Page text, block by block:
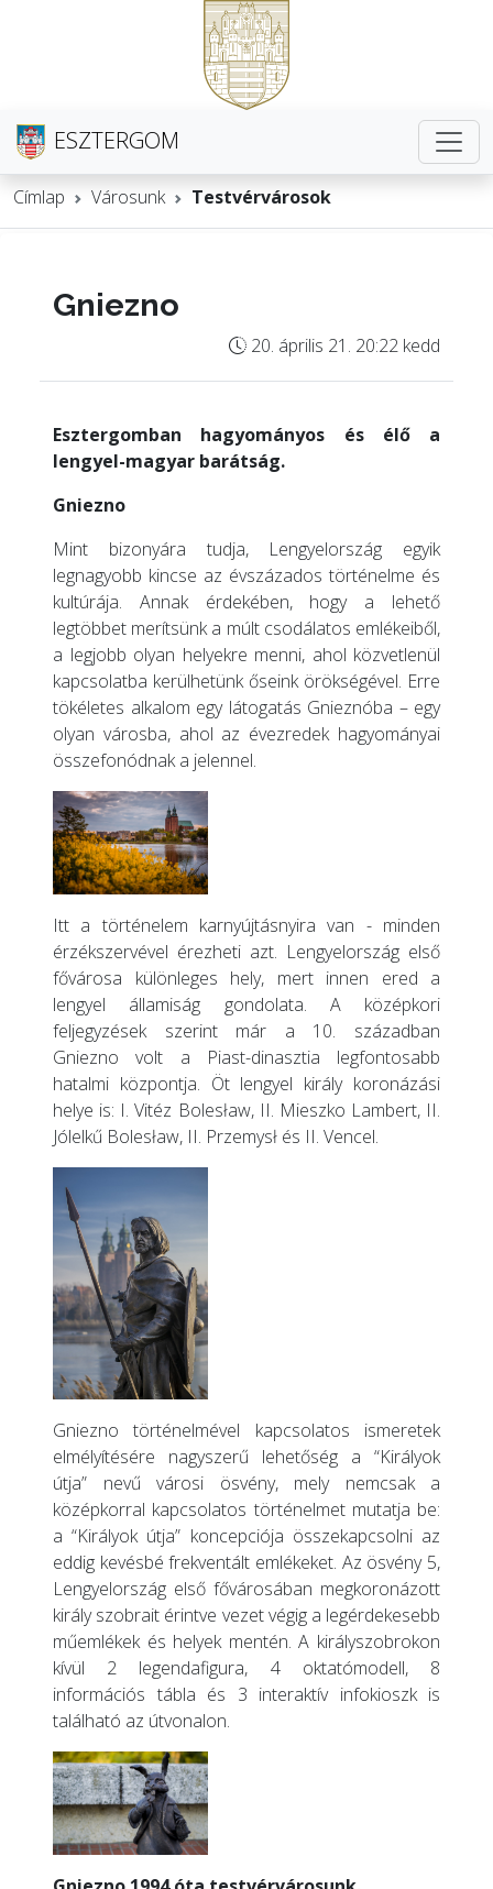
ESZTERGOM
Címlap Városunk Testvérvárosok
Gniezno
20. április 21. 20:22 kedd
Esztergomban hagyományos és élő a
lengyel-magyar barátság.
Gniezno
Mint bizonyára tudja, Lengyelország egyik
legnagyobb kincse az évszázados történelme és
kultúrája. Annak érdekében, hogy a lehető
legtöbbet merítsünk a múlt csodálatos emlékeiből,
a legjobb olyan helyekre menni, ahol közvetlenül
kapcsolatba kerülhetünk őseink örökségével. Erre
tökéletes alkalom egy látogatás Gnieznóba – egy
olyan városba, ahol az évezredek hagyományai
összefonódnak a jelennel.
Itt a történelem karnyújtásnyira van - minden
érzékszervével érezheti azt. Lengyelország első
fővárosa különleges hely, mert innen ered a
lengyel államiság gondolata. A középkori
feljegyzések szerint már a 10. században
Gniezno volt a Piast-dinasztia legfontosabb
hatalmi központja. Öt lengyel király koronázási
helye is: I. Vitéz Bolesław, II. Mieszko Lambert, II.
Jólelkű Bolesław, II. Przemysł és II. Vencel.
Gniezno történelmével kapcsolatos ismeretek
elmélyítésére nagyszerű lehetőség a “Királyok
útja” nevű városi ösvény, mely nemcsak a
középkorral kapcsolatos történelmet mutatja be:
a “Királyok útja” koncepciója összekapcsolni az
eddig kevésbé frekventált emlékeket. Az ösvény 5,
Lengyelország első fővárosában megkoronázott
király szobrait érintve vezet végig a legérdekesebb
műemlékek és helyek mentén. A királyszobrokon
kívül 2 legendafigura, 4 oktatómodell, 8
információs tábla és 3 interaktív infokioszk is
található az útvonalon.